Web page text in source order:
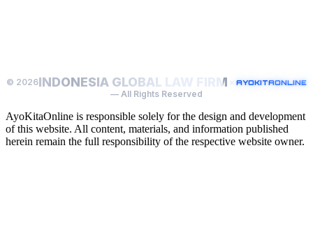
© 2026INDONESIA GLOBAL LAW FIRM AYOKITAONLINE
— All Rights Reserved
AyoKitaOnline is responsible solely for the design and development
of this website. All content, materials, and information published
herein remain the full responsibility of the respective website owner.